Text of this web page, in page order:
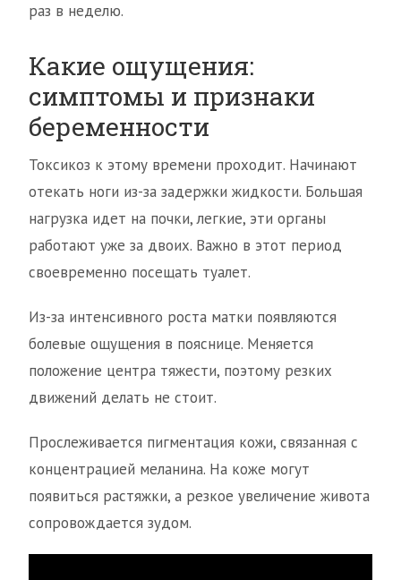
раз в неделю.
Какие ощущения:
симптомы и признаки
беременности
Токсикоз к этому времени проходит. Начинают
отекать ноги из-за задержки жидкости. Большая
нагрузка идет на почки, легкие, эти органы
работают уже за двоих. Важно в этот период
своевременно посещать туалет.
Из-за интенсивного роста матки появляются
болевые ощущения в пояснице. Меняется
положение центра тяжести, поэтому резких
движений делать не стоит.
Прослеживается пигментация кожи, связанная с
концентрацией меланина. На коже могут
появиться растяжки, а резкое увеличение живота
сопровождается зудом.